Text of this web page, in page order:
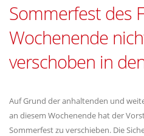
Sommerfest des
Wochenende
verschoben in
Auf Grund der anhaltenden und
an diesem Wochenende hat der
Sommerfest zu verschieben. Die